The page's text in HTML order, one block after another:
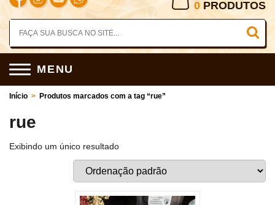
0 PRODUTOS
MENU
Início > Produtos marcados com a tag “rue”
rue
Exibindo um único resultado